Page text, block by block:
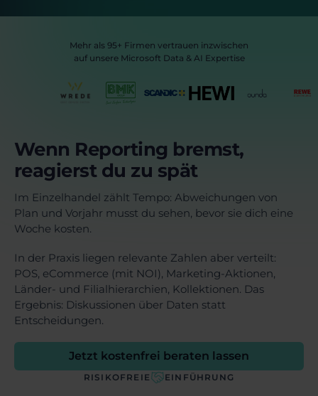
Mehr als 95+ Firmen vertrauen inzwischen
auf unsere Microsoft Data & AI Expertise
Wenn Reporting bremst,
reagierst du zu spät
Im Einzelhandel zählt Tempo: Abweichungen von
Plan und Vorjahr musst du sehen, bevor sie dich eine
Woche kosten.
In der Praxis liegen relevante Zahlen aber verteilt:
POS, eCommerce (mit NOI), Marketing-Aktionen,
Länder- und Filialhierarchien, Kollektionen. Das
Ergebnis: Diskussionen über Daten statt
Entscheidungen.
Jetzt kostenfrei beraten lassen
RISIKOFREIE EINFÜHRUNG